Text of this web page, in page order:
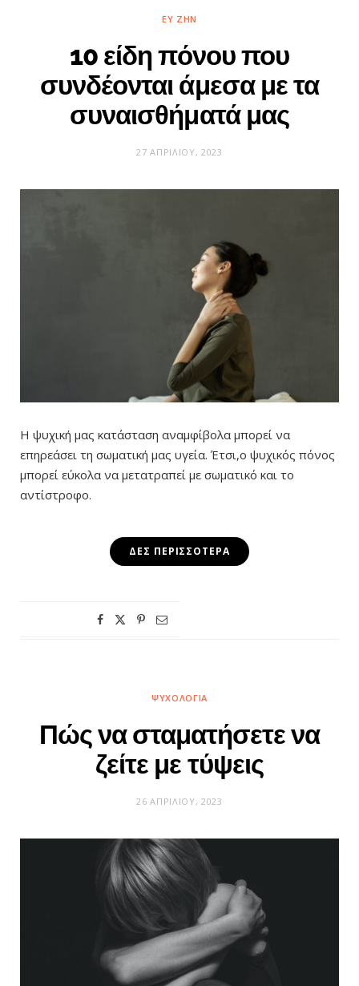
ΕΥ ΖΗΝ
10 είδη πόνου που
συνδέονται άμεσα με τα
συναισθήματά μας
27 ΑΠΡΙΛΊΟΥ, 2023
Η ψυχική μας κατάσταση αναμφίβολα μπορεί να
επηρεάσει τη σωματική μας υγεία. Έτσι,ο ψυχικός πόνος
μπορεί εύκολα να μετατραπεί με σωματικό και το
αντίστροφο.
ΔΕΣ ΠΕΡΙΣΣΌΤΕΡΑ
ΨΥΧΟΛΟΓΊΑ
Πώς να σταματήσετε να
ζείτε με τύψεις
26 ΑΠΡΙΛΊΟΥ, 2023